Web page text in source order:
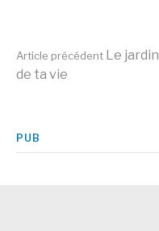
Lire
la
Article précédent Le jardin
de ta vie
PUB